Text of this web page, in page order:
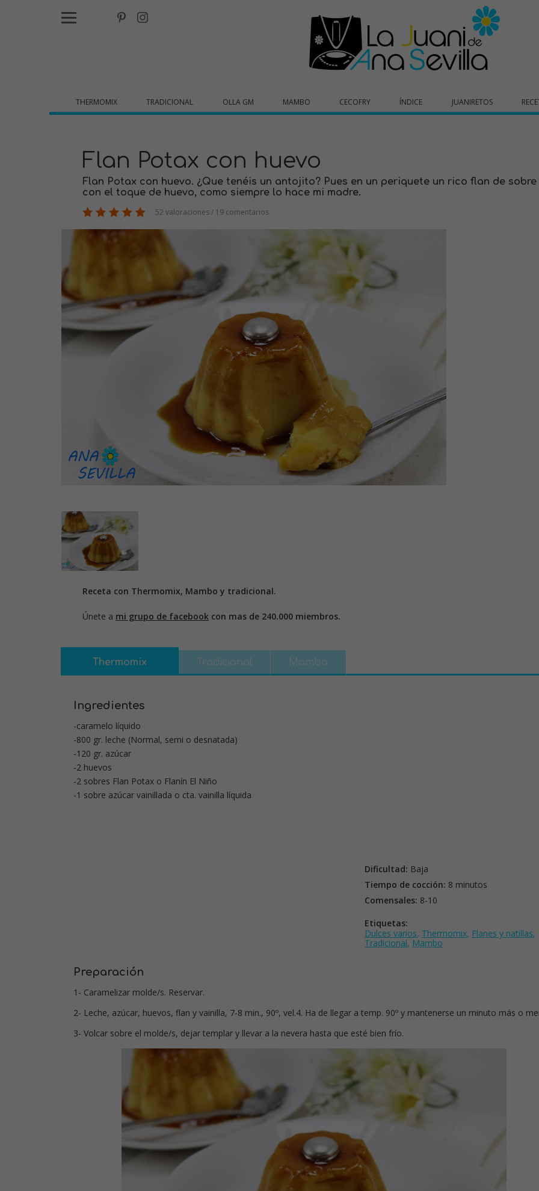
THERMOMIX TRADICIONAL OLLA GM MAMBO CECOFRY ÍNDICE JUANIRETOS
Flan Potax con huevo
Flan Potax con huevo. ¿Que tenéis un antojito? Pues en un periquete un rico flan de sobre
con el toque de huevo, como siempre lo hace mi madre.
52 valoraciones / 19 comentarios
Receta con Thermomix, Mambo y tradicional.
Únete a mi grupo de facebook con mas de 240.000 miembros.
Thermomix Tradicional Mambo
Ingredientes
-caramelo líquido
-800 gr. leche (Normal, semi o desnatada)
-120 gr. azúcar
-2 huevos
-2 sobres Flan Potax o Flanín El Niño
-1 sobre azúcar vainillada o cta. vainilla líquida
Dificultad: Baja
Tiempo de cocción: 8 minutos
Comensales: 8-10
Etiquetas:
Dulces varios, Thermomix, Flanes y natillas,
Tradicional, Mambo
Preparación
1- Caramelizar molde/s. Reservar.
2- Leche, azúcar, huevos, flan y vainilla, 7-8 min., 90º, vel.4. Ha de llegar a temp. 90º y mantenerse un minuto más o
3- Volcar sobre el molde/s, dejar templar y llevar a la nevera hasta que esté bien frío.